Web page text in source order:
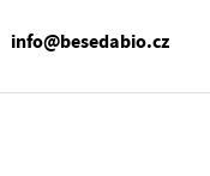
info@besedabio.cz